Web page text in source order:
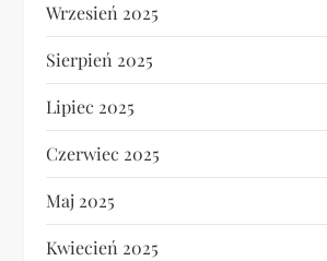
Wrzesień 2025
Sierpień 2025
Lipiec 2025
Czerwiec 2025
Maj 2025
Kwiecień 2025